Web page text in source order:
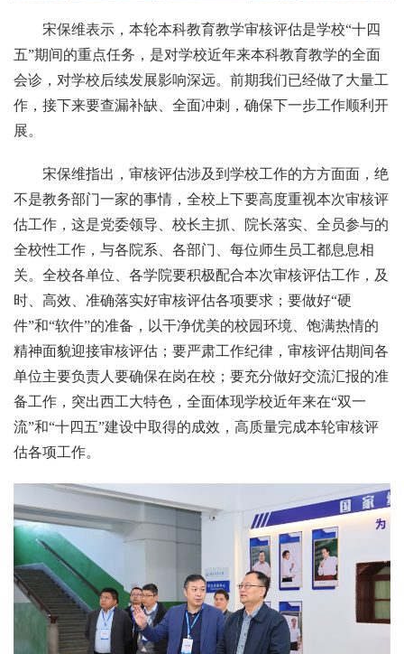
宋保维表示，本轮本科教育教学审核评估是学校“十四
五”期间的重点任务，是对学校近年来本科教育教学的全面
会诊，对学校后续发展影响深远。前期我们已经做了大量工
作，接下来要查漏补缺、全面冲刺，确保下一步工作顺利开
展。
宋保维指出，审核评估涉及到学校工作的方方面面，绝
不是教务部门一家的事情，全校上下要高度重视本次审核评
估工作，这是党委领导、校长主抓、院长落实、全员参与的
全校性工作，与各院系、各部门、每位师生员工都息息相
关。全校各单位、各学院要积极配合本次审核评估工作，及
时、高效、准确落实好审核评估各项要求；要做好“硬
件”和“软件”的准备，以干净优美的校园环境、饱满热情的
精神面貌迎接审核评估；要严肃工作纪律，审核评估期间各
单位主要负责人要确保在岗在校；要充分做好交流汇报的准
备工作，突出西工大特色，全面体现学校近年来在“双一
流”和“十四五”建设中取得的成效，高质量完成本轮审核评
估各项工作。